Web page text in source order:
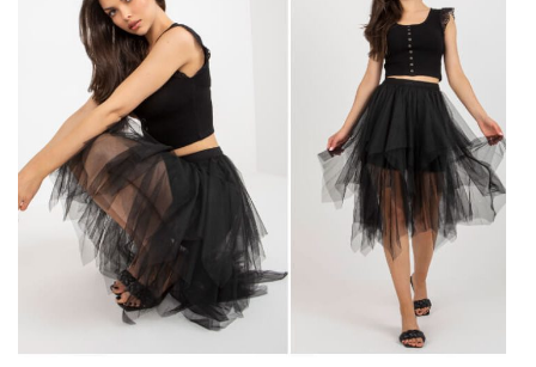
naturalnej!
Spódnica z eko skóry – niezwykle
stylowa i oryginalna
Spódnica z eko skóry
stoi obecnie na szczycie
popularności przede wszystkim ze względu na swój
wyjątkowy styl i wszechstronność. Wykonana z wysokiej
jakości materiałów, ta alternatywa dla skóry naturalnej
oferuje nie tylko efektowny wygląd, ale także komfort
noszenia i łatwość pielęgnacji.
Jej główne cechy, które przyciągają uwagę fashionistek,